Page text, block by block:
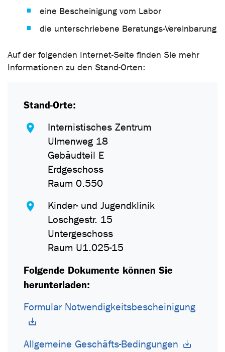
eine Bescheinigung vom Labor
die unterschriebene Beratungs-Vereinbarung
Auf der folgenden Internet-Seite finden Sie mehr
Informationen zu den Stand-Orten:
Stand-Orte:
Internistisches Zentrum
Ulmenweg 18
Gebäudteil E
Erdgeschoss
Raum 0.550
Kinder- und Jugendklinik
Loschgestr. 15
Untergeschoss
Raum U1.025-15
Folgende Dokumente können Sie
herunterladen:
Formular Notwendigkeitsbescheinigung
Allgemeine Geschäfts-Bedingungen